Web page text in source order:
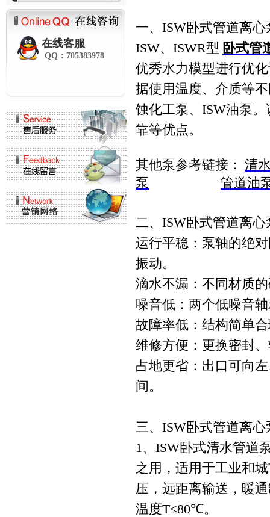
在线客服
QQ：705383978
一、ISW卧式管道离
ISW、ISWR型 卧式管
优秀水力模型进行优
据使用温度、介质等
蚀化工泵、ISW油泵
靠等优点。
其他泵参考链接： 清
泵
管道油
二、ISW卧式管道离
运行平稳：泵轴的绝
振动。
滴水不漏：不同材质
噪音低：两个低噪音
故障率低：结构简单
维修方便：更换密封
占地更省：出口可向
间。
三、ISW卧式管道离
1、ISW卧式清水管道
之用，适用于工业和
压，远距离输送，暖
温度T≤80℃。